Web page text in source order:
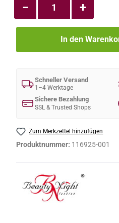
+
−
In den
Schneller Versand
1–4 Werktage
Sichere Bezahlung
SSL & Trusted Shops
Zum Merkzettel hinzufügen
Produktnummer: 116925-001